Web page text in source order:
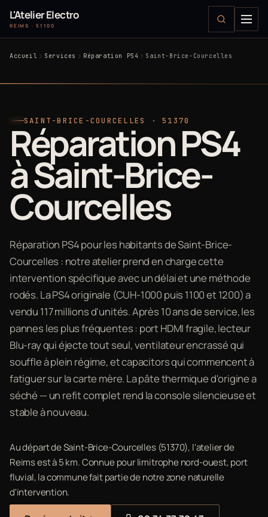
L'Atelier Electro
REIMS · 51100
Accueil Services Réparation PS4 Saint-Brice-Courcelles
SAINT-BRICE-COURCELLES · 51370
Réparation PS4
à Saint-Brice-
Courcelles
Réparation PS4 pour les habitants de Saint-Brice-
Courcelles : notre atelier prend en charge cette
intervention spécifique avec un délai et une méthode
rodés. La PS4 originale (CUH-1000 puis 1100 et 1200) a
vendu 117 millions d'unités. Après 10 ans de service, les
pannes les plus fréquentes : port HDMI fragile, lecteur
Blu-ray qui éjecte tout seul, ventilateur encrassé qui
souffle à plein régime, et capacitors qui commencent à
fatiguer sur la carte mère. La pâte thermique d'origine a
séché — un refit complet rend la console silencieuse et
stable à nouveau.
Au départ de Saint-Brice-Courcelles (51370), l'atelier de
Reims est à 5 km. Connue pour limitrophe nord-ouest, port
fluvial, la commune fait partie de notre zone naturelle
d'intervention.